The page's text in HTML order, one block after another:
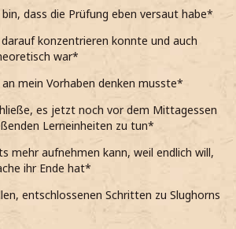
dass die Prüfung eben versaut habe*
konzentrieren konnte und auch
war*
mein Vorhaben denken musste*
es jetzt noch vor dem Mittagessen
Lerneinheiten zu tun*
mehr aufnehmen kann, weil endlich will,
ihr Ende hat*
entschlossenen Schritten zu Slughorns